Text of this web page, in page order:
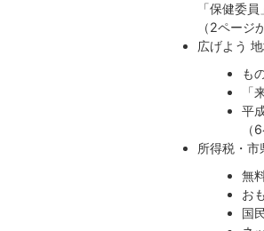
「保健委員」
（2ページ
広げよう
も
「
平
（
所得税・市
無
お
国